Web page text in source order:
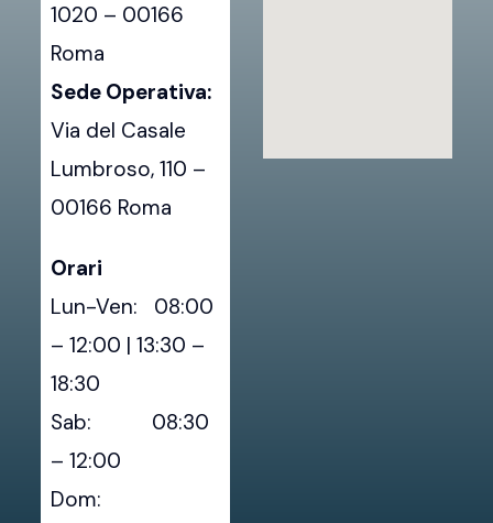
1020 – 00166
Roma
Sede Operativa:
Via del Casale
Lumbroso, 110 –
00166 Roma
Orari
Lun-Ven: 08:00
– 12:00 | 13:30 –
18:30
Sab: 08:30
– 12:00
Dom: